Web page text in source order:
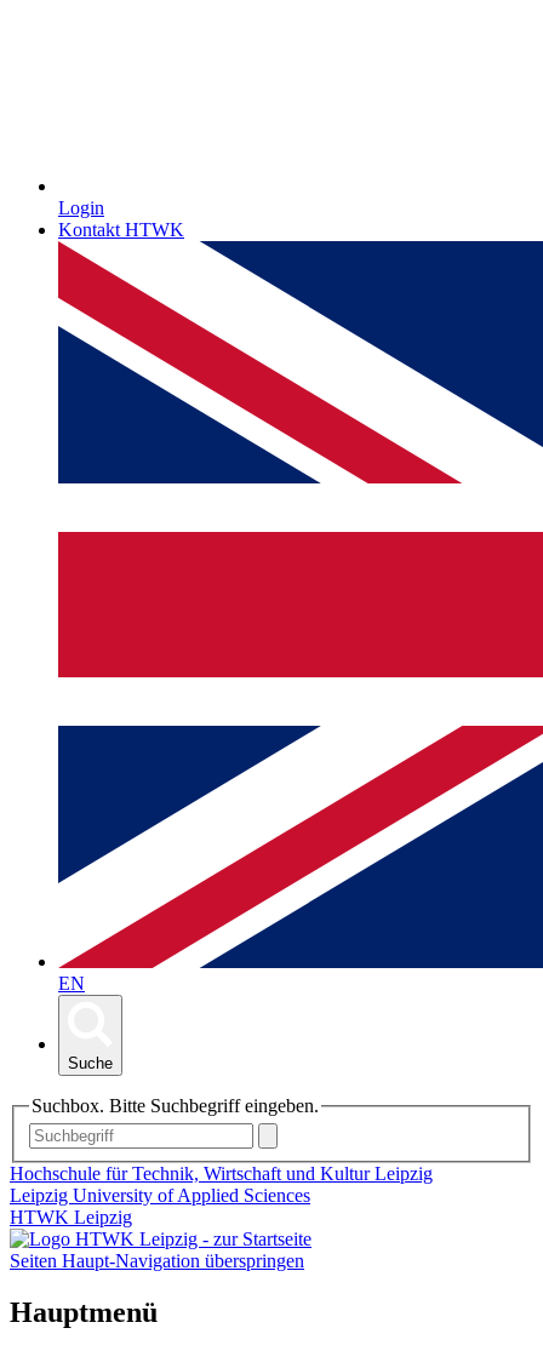
Login
Kontakt HTWK
EN
Suche
Suchbox. Bitte Suchbegriff eingeben.
Hochschule für Technik, Wirtschaft und Kultur Leipzig
Leipzig University of Applied Sciences
HTWK Leipzig
Seiten Haupt-Navigation überspringen
Hauptmenü